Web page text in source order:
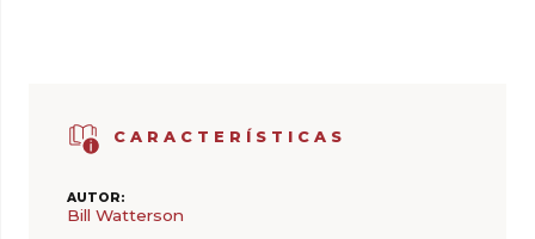
CARACTERÍSTICAS
AUTOR:
Bill Watterson